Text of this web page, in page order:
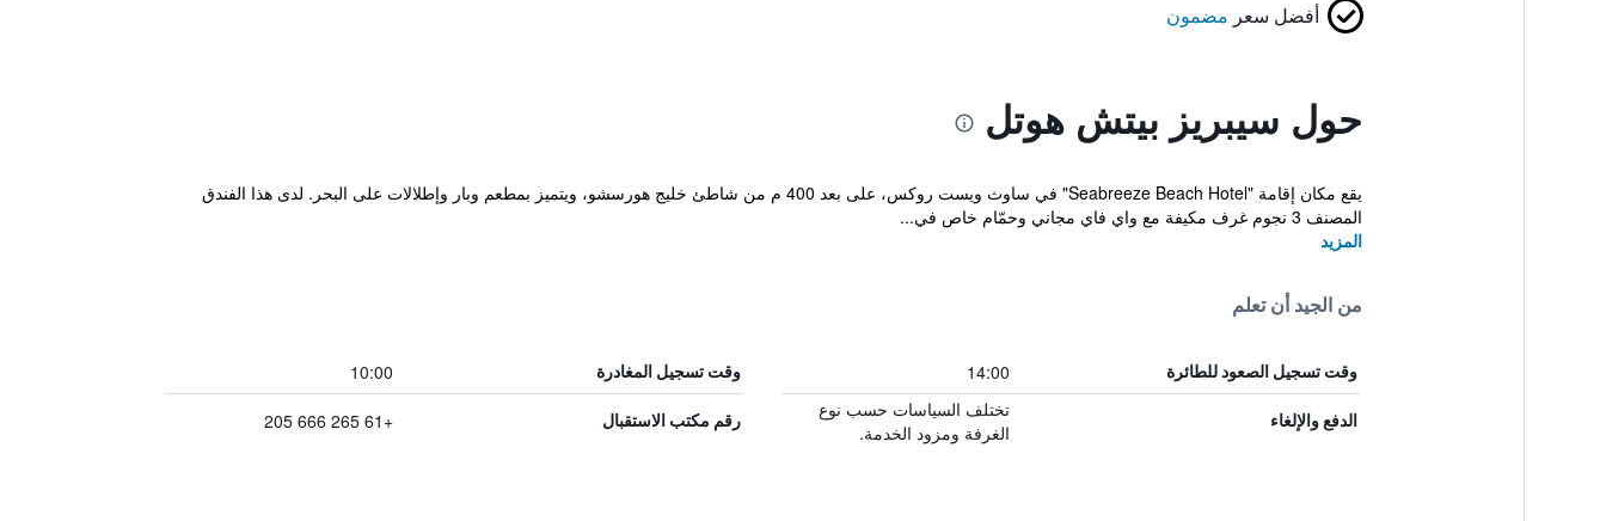
أفضل سعر مضمون
حول سيبريز بيتش هوتل
يقع مكان إقامة "Seabreeze Beach Hotel" في ساوث ويست روكس، على بعد 400 م من شاطئ خليج هورسشو، ويتميز بمطعم وبار وإطلالات على البحر. لدى هذا الفندق
المصنف 3 نجوم غرف مكيفة مع واي فاي مجاني وحمّام خاص في...
المزيد
من الجيد أن تعلم
وقت تسجيل الصعود للطائرة 14:00 وقت تسجيل المغادرة 10:00
الدفع والإلغاء
تختلف السياسات حسب نوع
الغرفة ومزود الخدمة.
رقم مكتب الاستقبال +61 265 666 205